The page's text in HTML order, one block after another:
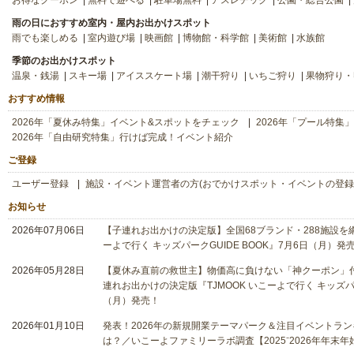
雨の日におすすめ室内・屋内お出かけスポット
雨でも楽しめる
室内遊び場 映画館 博物館・科学館 美術館 水族館
季節のお出かけスポット
温泉・銭湯
スキー場 アイススケート場 潮干狩り いちご狩り 果物狩り
おすすめ情報
2026年「夏休み特集」イベント&スポットをチェック
2026年「プール特集
2026年「自由研究特集」行けば完成！イベント紹介
ご登録
ユーザー登録 施設・イベント運営者の方(おでかけスポット・イベントの登
お知らせ
2026年07月06日
【子連れお出かけの決定版】全国68ブランド・288施設
ーよで行く キッズパークGUIDE BOOK』7月6日（月）発
2026年05月28日
【夏休み直前の救世主】物価高に負けない「神クーポン」
連れお出かけの決定版『TJMOOK いこーよで行く キッズ
（月）発売！
2026年01月10日
発表！2026年の新規開業テーマパーク＆注目イベントラ
は？／いこーよファミリーラボ調査【2025⁻2026年年末